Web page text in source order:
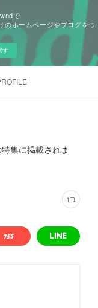
で
のホームページやブログをつ
す
集に掲載されま